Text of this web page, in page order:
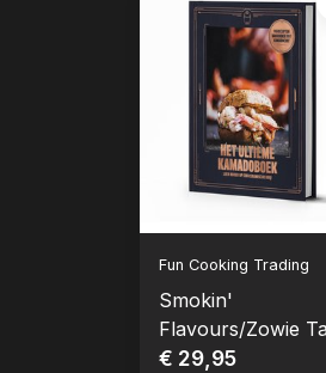
Fun Cooking Trading
Smokin'
Flavours/Zowie
- Het Ultieme
€ 29,95